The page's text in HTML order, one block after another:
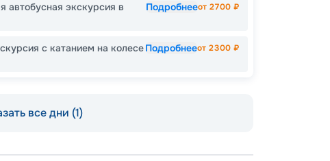
автобусная экскурсия в
Подробнееот2700 ₽
с катанием на колесеПодробнееот2300 ₽
все дни (1)